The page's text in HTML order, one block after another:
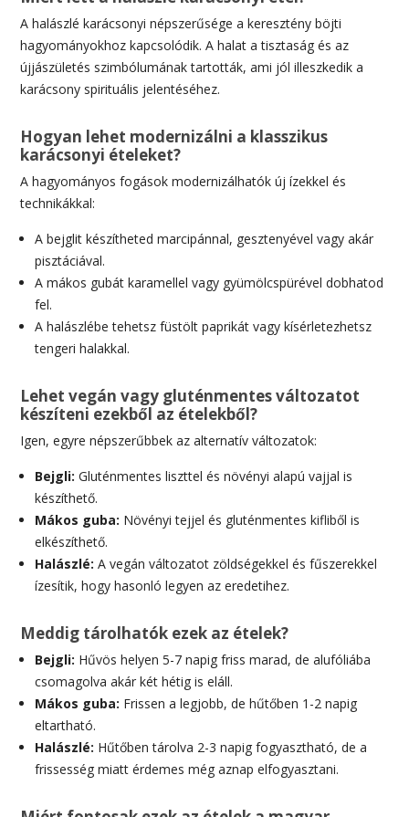
A halászlé karácsonyi népszerűsége a keresztény böjti
hagyományokhoz kapcsolódik. A halat a tisztaság és az
újjászületés szimbólumának tartották, ami jól illeszkedik a
karácsony spirituális jelentéséhez.
Hogyan lehet modernizálni a klasszikus
karácsonyi ételeket?
A hagyományos fogások modernizálhatók új ízekkel és
technikákkal:
A bejglit készítheted marcipánnal, gesztenyével vagy akár
pisztáciával.
A mákos gubát karamellel vagy gyümölcspürével dobhatod
fel.
A halászlébe tehetsz füstölt paprikát vagy kísérletezhetsz
tengeri halakkal.
Lehet vegán vagy gluténmentes változatot
készíteni ezekből az ételekből?
Igen, egyre népszerűbbek az alternatív változatok:
Bejgli: Gluténmentes liszttel és növényi alapú vajjal is
készíthető.
Mákos guba: Növényi tejjel és gluténmentes kifliből is
elkészíthető.
Halászlé: A vegán változatot zöldségekkel és fűszerekkel
ízesítik, hogy hasonló legyen az eredetihez.
Meddig tárolhatók ezek az ételek?
Bejgli: Hűvös helyen 5-7 napig friss marad, de alufóliába
csomagolva akár két hétig is eláll.
Mákos guba: Frissen a legjobb, de hűtőben 1-2 napig
eltartható.
Halászlé: Hűtőben tárolva 2-3 napig fogyasztható, de a
frissesség miatt érdemes még aznap elfogyasztani.